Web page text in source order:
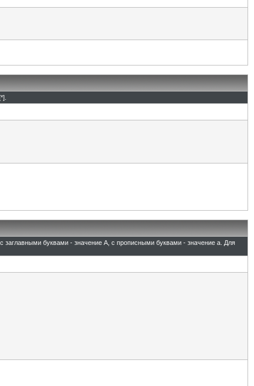
заглавными буквами - значение A, с прописными буквами - значение а. Для